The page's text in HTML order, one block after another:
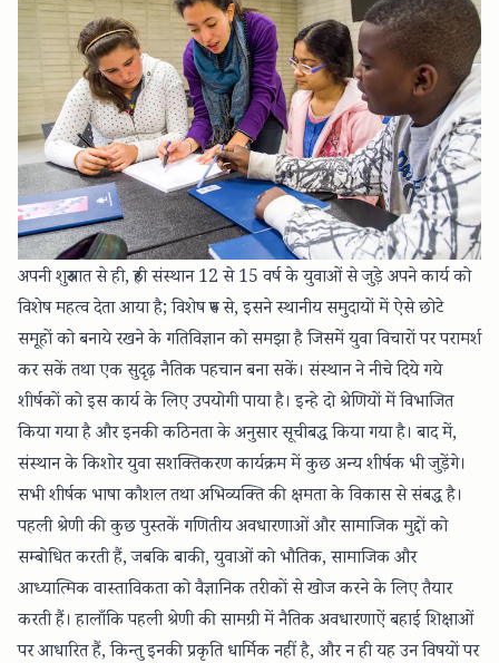
अपनी शुरुआत से ही, रुही संस्थान 12 से 15 वर्ष के युवाओं से जुड़े अपने कार्य को
विशेष महत्व देता आया है; विशेष रुप से, इसने स्थानीय समुदायों में ऐसे छोटे
समूहों को बनाये रखने के गतिविज्ञान को समझा है जिसमें युवा विचारों पर परामर्श
कर सकें तथा एक सुदृढ़ नैतिक पहचान बना सकें। संस्थान ने नीचे दिये गये
शीर्षकों को इस कार्य के लिए उपयोगी पाया है। इन्हे दो श्रेणियों में विभाजित
किया गया है और इनकी कठिनता के अनुसार सूचीबद्ध किया गया है। बाद में,
संस्थान के किशोर युवा सशक्तिकरण कार्यक्रम में कुछ अन्य शीर्षक भी जुड़ेंगे।
सभी शीर्षक भाषा कौशल तथा अभिव्यक्ति की क्षमता के विकास से संबद्ध है।
पहली श्रेणी की कुछ पुस्तकें गणितीय अवधारणाओं और सामाजिक मुद्दों को
सम्बोधित करती हैं, जबकि बाकी, युवाओं को भौतिक, सामाजिक और
आध्यात्मिक वास्ताविकता को वैज्ञानिक तरीकों से खोज करने के लिए तैयार
करती हैं। हालाँकि पहली श्रेणी की सामग्री में नैतिक अवधारणाऐं बहाई शिक्षाओं
पर आधारित हैं, किन्तु इनकी प्रकृति धार्मिक नहीं है, और न ही यह उन विषयों पर